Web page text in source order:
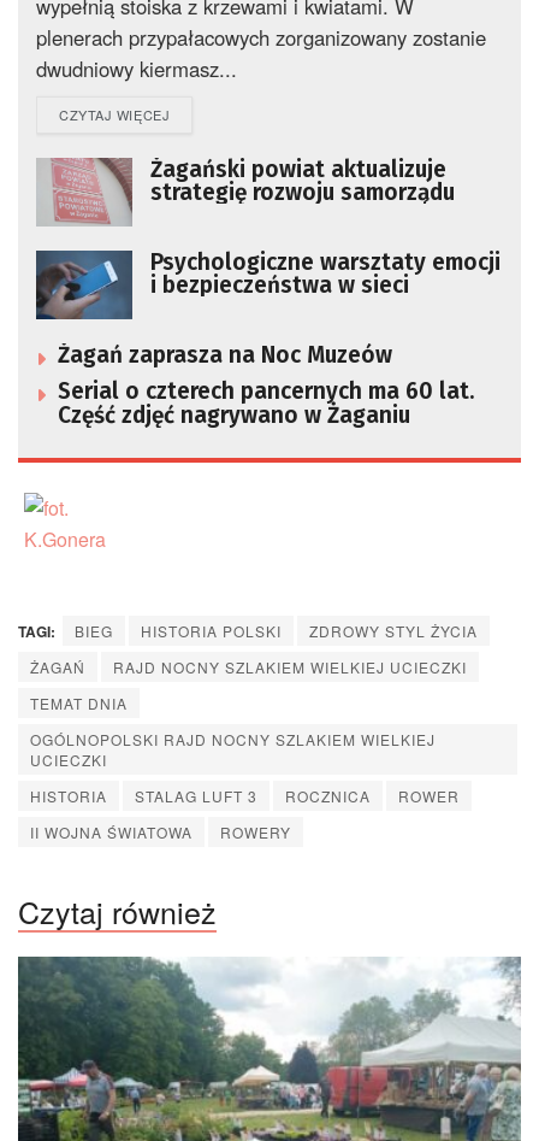
wypełnią stoiska z krzewami i kwiatami. W
plenerach przypałacowych zorganizowany zostanie
dwudniowy kiermasz...
CZYTAJ WIĘCEJ
Żagański powiat aktualizuje
strategię rozwoju samorządu
Psychologiczne warsztaty emocji
i bezpieczeństwa w sieci
Żagań zaprasza na Noc Muzeów
Serial o czterech pancernych ma 60 lat.
Część zdjęć nagrywano w Żaganiu
TAGI: BIEG HISTORIA POLSKI
ZDROWY STYL ŻYCIA
ŻAGAŃ
RAJD NOCNY SZLAKIEM WIELKIEJ UCIECZKI
TEMAT DNIA
OGÓLNOPOLSKI RAJD NOCNY SZLAKIEM WIELKIEJ
UCIECZKI
HISTORIA
STALAG LUFT 3 ROCZNICA
ROWER
II WOJNA ŚWIATOWA
ROWERY
Czytaj również